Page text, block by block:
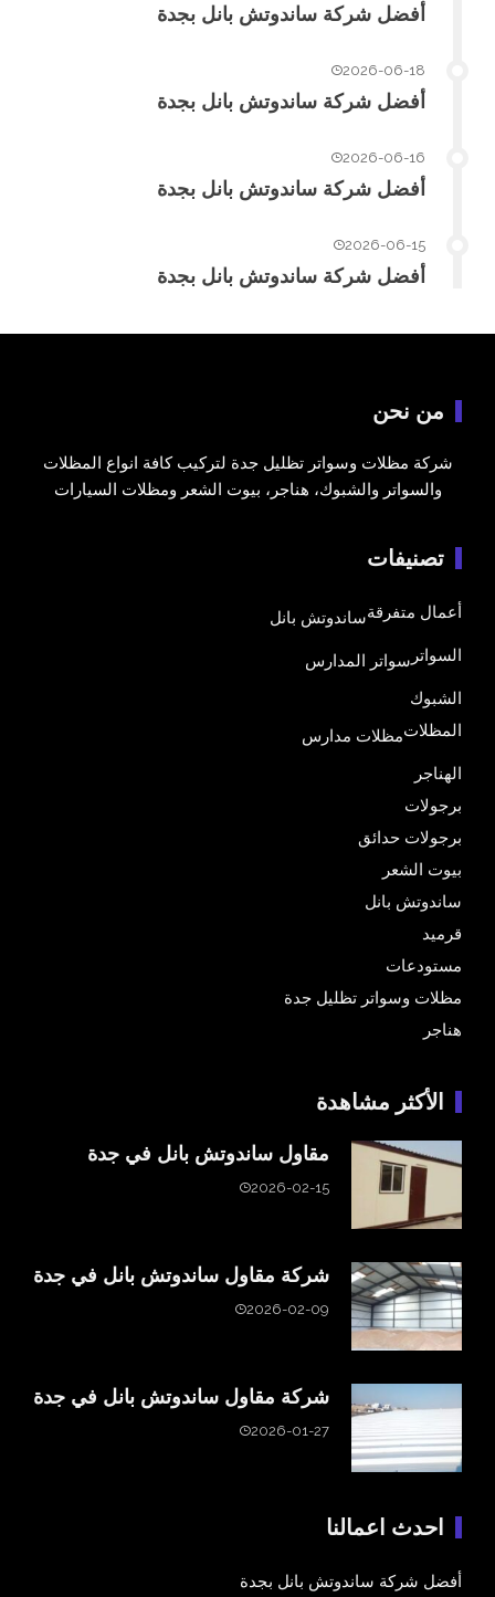
أفضل شركة ساندوتش بانل بجدة
2026-06-18
أفضل شركة ساندوتش بانل بجدة
2026-06-16
أفضل شركة ساندوتش بانل بجدة
2026-06-15
أفضل شركة ساندوتش بانل بجدة
من نحن
شركة مظلات وسواتر تظليل جدة لتركيب كافة انواع المظلات
والسواتر والشبوك، هناجر، بيوت الشعر ومظلات السيارات
تصنيفات
أعمال متفرقةساندوتش بانل
السواتر سواتر المدارس
الشبوك
المظلاتمظلات مدارس
الهناجر
برجولات
برجولات حدائق
بيوت الشعر
ساندوتش بانل
قرميد
مستودعات
مظلات وسواتر تظليل جدة
هناجر
الأكثر مشاهدة
مقاول ساندوتش بانل في جدة
2026-02-15
شركة مقاول ساندوتش بانل في جدة
2026-02-09
شركة مقاول ساندوتش بانل في جدة
2026-01-27
احدث اعمالنا
أفضل شركة ساندوتش بانل بجدة